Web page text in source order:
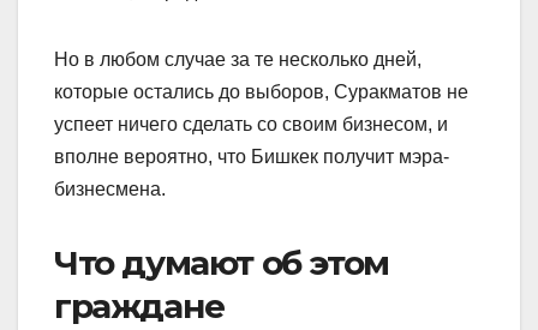
Но в любом случае за те несколько дней,
которые остались до выборов, Суракматов не
успеет ничего сделать со своим бизнесом, и
вполне вероятно, что Бишкек получит мэра-
бизнесмена.
Что думают об этом
граждане